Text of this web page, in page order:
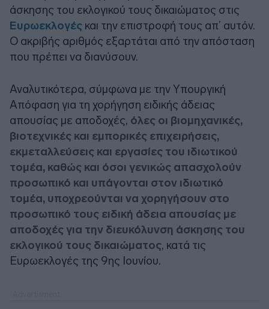
άσκησης του εκλογικού τους δικαιώματος στις
Ευρωεκλογές και την επιστροφή τους απ’ αυτόν.
Ο ακριβής αριθμός εξαρτάται από την απόσταση
που πρέπει να διανύσουν.
Αναλυτικότερα, σύμφωνα με την Υπουργική
Απόφαση για τη χορήγηση ειδικής άδειας
απουσίας με αποδοχές, όλες οι βιομηχανικές,
βιοτεχνικές και εμπορικές επιχειρήσεις,
εκμεταλλεύσεις και εργασίες του ιδιωτικού
τομέα, καθώς και όσοι γενικώς απασχολούν
προσωπικό και υπάγονται στον ιδιωτικό
τομέα, υποχρεούνται να χορηγήσουν στο
προσωπικό τους ειδική άδεια απουσίας με
αποδοχές για την διευκόλυνση άσκησης του
εκλογικού τους δικαιώματος, κατά τις
Ευρωεκλογές της 9ης Ιουνίου.